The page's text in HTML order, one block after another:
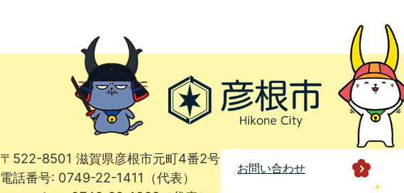
〒522-8501 滋賀県彦根市元町4番2号
電話番号: 0749-22-1411（代表）
お問い合わせ